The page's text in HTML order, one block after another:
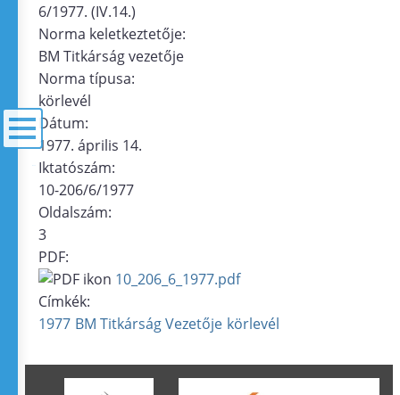
6/1977. (IV.14.)
Norma keletkeztetője:
BM Titkárság vezetője
Norma típusa:
körlevél
Dátum:
1977. április 14.
Iktatószám:
10-206/6/1977
Oldalszám:
3
PDF:
10_206_6_1977.pdf
Címkék:
1977 BM Titkárság Vezetője körlevél